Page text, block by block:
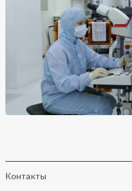
устройствах
промышленной
автоматизации
интернета
вещей,
системы,
Контакты